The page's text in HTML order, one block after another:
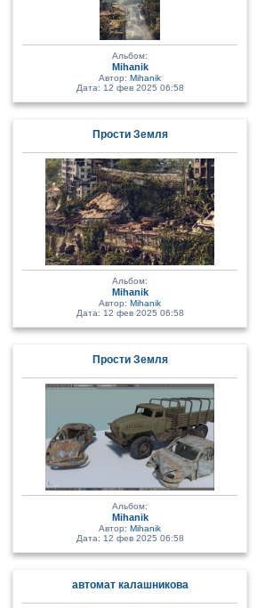
Альбом:
Mihanik
Автор: Mihanik
Дата: 12 фев 2025 06:58
Прости Земля
Альбом:
Mihanik
Автор: Mihanik
Дата: 12 фев 2025 06:58
Прости Земля
Альбом:
Mihanik
Автор: Mihanik
Дата: 12 фев 2025 06:58
автомат калашникова